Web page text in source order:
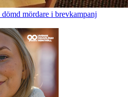
mördare i brevkampanj